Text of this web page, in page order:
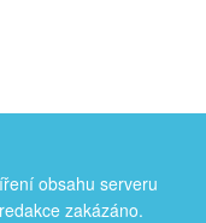
obsahu serveru
zakázáno.